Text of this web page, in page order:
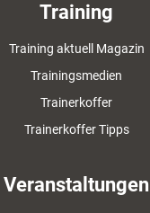
Training
Training aktuell Magazin
Trainingsmedien
Trainerkoffer
Trainerkoffer Tipps
Veranstaltungen